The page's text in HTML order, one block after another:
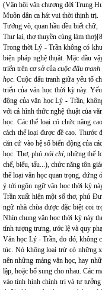
(Vận hội văn chương đời Trung
Muôn dân ca hát vui thời thịnh trị.
Tướng võ, quan hầu đều biết chữ,
Thư lại, thợ thuyền cùng làm
Trong thời Lý - Trần không có
biện pháp nghệ thụât. Mặc dầu
triển trên cơ sở của cuộc đấu
học. Cuộc đấu tranh giữa yếu tố
triển của văn học thời kỳ này.
động của văn học Lý - Trần,
với cả hình thức nghệ thuật của
học. Các thể loại có chức năng
cách thể loại được đề cao. Thước
căn cứ vào hệ số biến động của
học. Thơ, phú nói chí, những thể
chế, biểu, tấu...), chức năng tôn
thể loại văn học quan trọng, đứng
ý tới ngôn ngữ văn học thời kỳ
Trần xuất hiện một số thơ, phú
ngữ nhà chùa được đặc biệt coi
Nhìn chung văn học thời kỳ này
tính tượng trưng, ước lệ và quy
Văn học Lý - Trần, do đó, không
túc. Nó không loại trừ có những
nên những mảng văn học, hay
lập, hoặc bổ sung cho nhau. Các
vào tình hình chính trị và tư